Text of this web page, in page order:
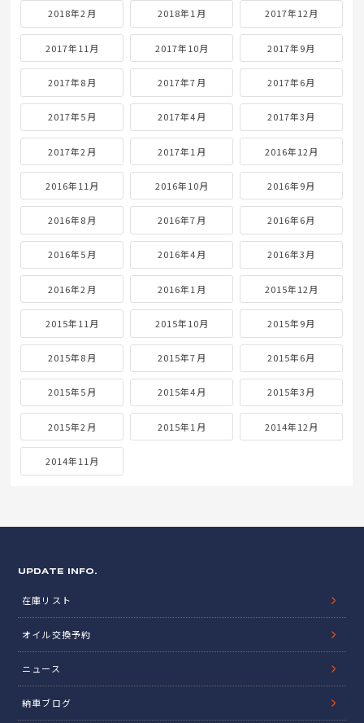
2018年2月 2018年1月 2017年12月
2017年11月 2017年10月 2017年9月
2017年8月 2017年7月 2017年6月
2017年5月 2017年4月 2017年3月
2017年2月 2017年1月 2016年12月
2016年11月 2016年10月 2016年9月
2016年8月 2016年7月 2016年6月
2016年5月 2016年4月 2016年3月
2016年2月 2016年1月 2015年12月
2015年11月 2015年10月 2015年9月
2015年8月 2015年7月 2015年6月
2015年5月 2015年4月 2015年3月
2015年2月 2015年1月 2014年12月
2014年11月
UPDATE INFO.
在庫リスト
オイル交換予約
ニュース
納車ブログ